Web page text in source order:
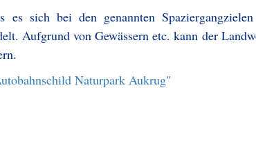
es sich bei den genannten
Aufgrund von Gewässern etc. kann der
Naturpark Aukrug"